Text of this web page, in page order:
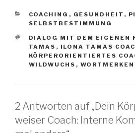
KATEGORIEN
COACHING , GESUNDHEIT ,
SELBSTBESTIMMUNG
SCHLAGWÖRTER
DIALOG MIT DEM EIGENEN
TAMAS , ILONA TAMAS
KÖRPERORIENTIERTES
WILDWUCHS , WORTMERKEN
2 Antworten auf „Dein
weiser Coach: Interne